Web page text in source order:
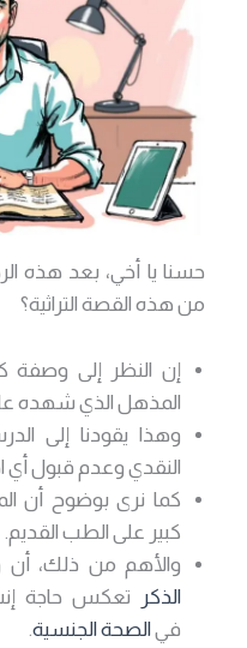
حسنا يا أخي، بعد هذه
من هذه القصة التراثية؟
إن النظر إلى وصفة
المذهل الذي شهده
وهذا يقودنا إلى
النقدي وعدم قبول
كما نرى بوضوح أن
كبير على الطب القديم.
والأهم من ذلك، أن
الذكر
تعكس حاجة
فيالصحة الجنسية